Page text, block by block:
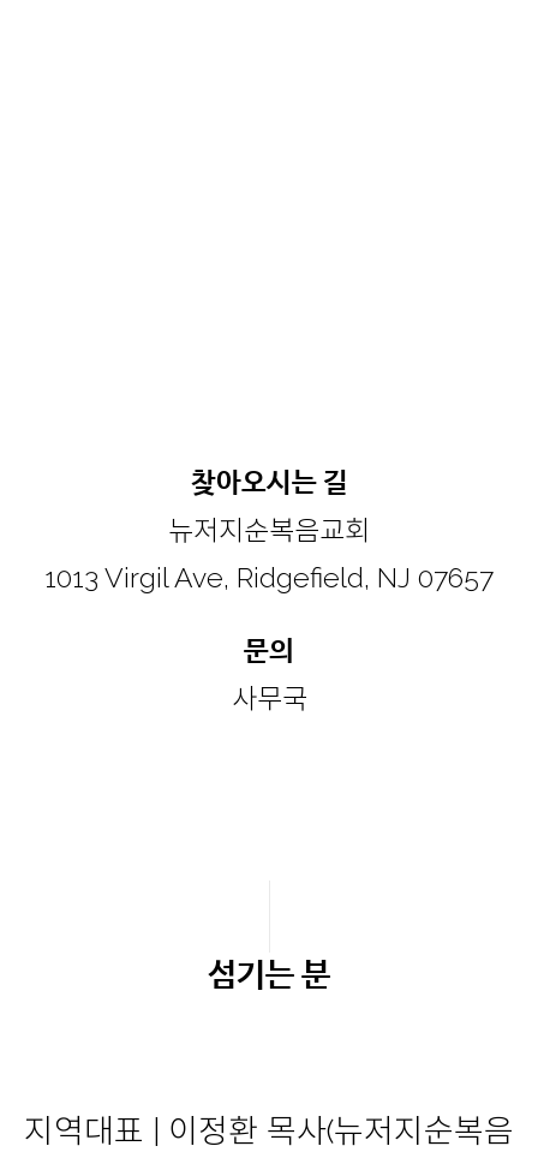
찾아오시는 길
뉴저지순복음교회
1013 Virgil Ave, Ridgefield, NJ 07657
문의
사무국
섬기는 분
지역대표 | 이정환 목사(뉴저지순복음